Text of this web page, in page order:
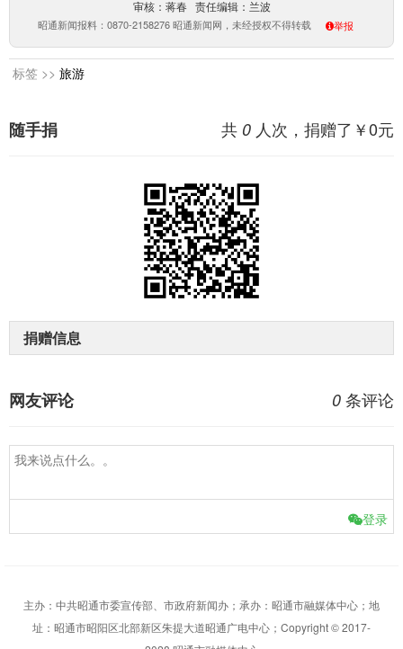
审核：蒋春 责任编辑：兰波
昭通新闻报料：0870-2158276 昭通新闻网，未经授权不得转载 举报
标签 >> 旅游
共 0 人次，捐赠了￥0元
随手捐
捐赠信息
0 条评论
网友评论
登录
主办：中共昭通市委宣传部、市政府新闻办；承办：昭通市融媒体中心；地
址：昭通市昭阳区北部新区朱提大道昭通广电中心；Copyright © 2017-